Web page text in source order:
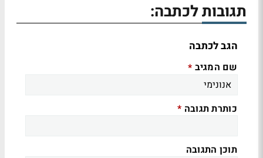
תגובות לכתבה:
הגב לכתבה
שם המגיב *
כותרת תגובה *
תוכן התגובה